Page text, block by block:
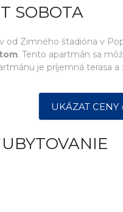
SOBOTA
Zimného štadióna v
. Tento apartmán sa
je príjemná terasa a
UKÁZAT CENY